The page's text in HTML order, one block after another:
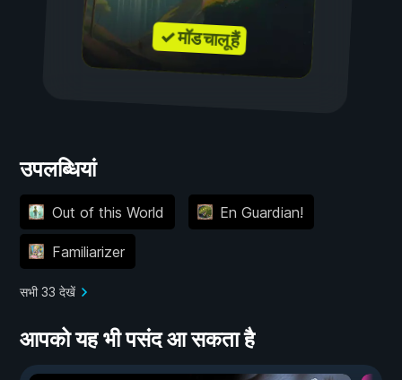
✓ मॉड चालू हैं
उपलब्धियां
Out of this World En Guardian!
Familiarizer
सभी 33 देखें
आपको यह भी पसंद आ सकता है